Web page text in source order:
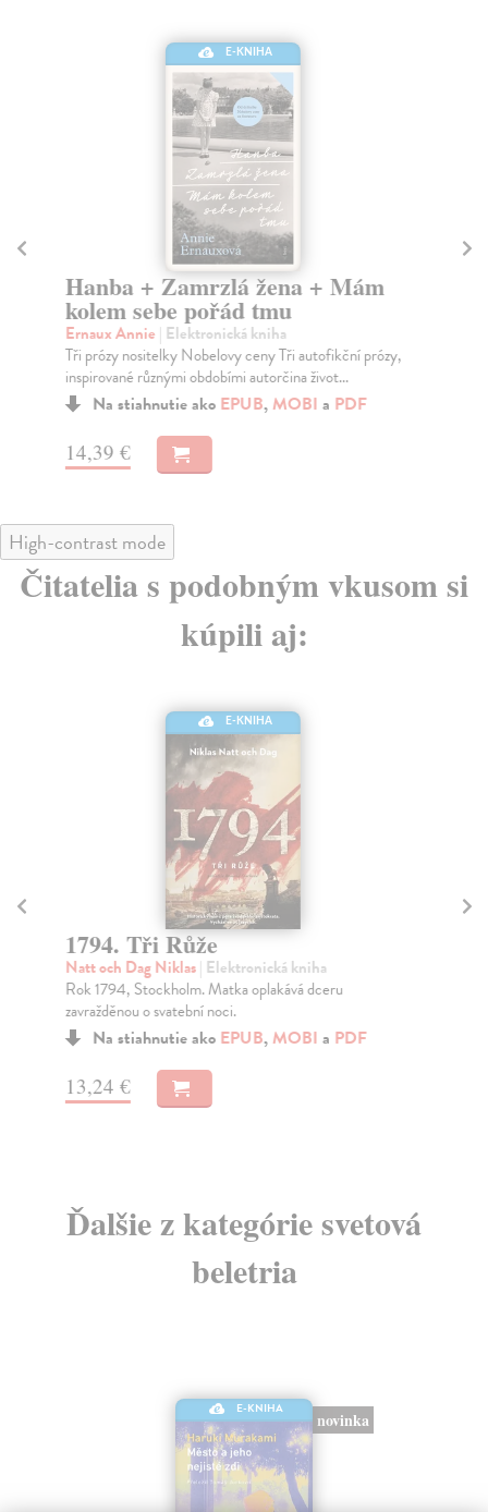
E-KNIHA
Hanba + Zamrzlá žena + Mám
kolem sebe pořád tmu
Ernaux Annie | Elektronická kniha
Tři prózy nositelky Nobelovy ceny Tři autofikční prózy,
inspirované různými obdobími autorčina život...
Na stiahnutie ako EPUB,MOBI a PDF
14,39 €
High-contrast mode
Čitatelia s podobným vkusom si
kúpili aj:
E-KNIHA
1794. Tři Růže
Natt och Dag Niklas| Elektronická kniha
Rok 1794, Stockholm. Matka oplakává dceru
zavražděnou o svatební noci.
Na stiahnutie ako EPUB,MOBI a PDF
13,24 €
Ďalšie z kategórie svetová
beletria
E-KNIHA
novinka